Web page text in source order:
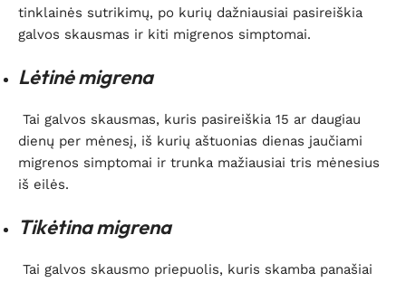
tinklainės sutrikimų, po kurių dažniausiai pasireiškia
galvos skausmas ir kiti migrenos simptomai.
Lėtinė migrena
Tai galvos skausmas, kuris pasireiškia 15 ar daugiau
dienų per mėnesį, iš kurių aštuonias dienas jaučiami
migrenos simptomai ir trunka mažiausiai tris mėnesius
iš eilės.
Tikėtina migrena
Tai galvos skausmo priepuolis, kuris skamba panašiai